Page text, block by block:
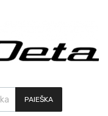
PAIEŠKA